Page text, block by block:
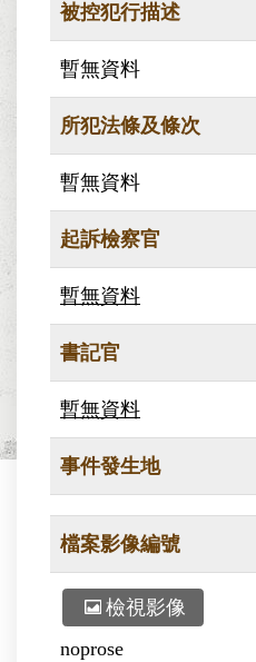
被控犯行描述
暫無資料
所犯法條及條次
暫無資料
起訴檢察官
暫無資料
書記官
暫無資料
事件發生地
檔案影像編號
檢視影像
noprose